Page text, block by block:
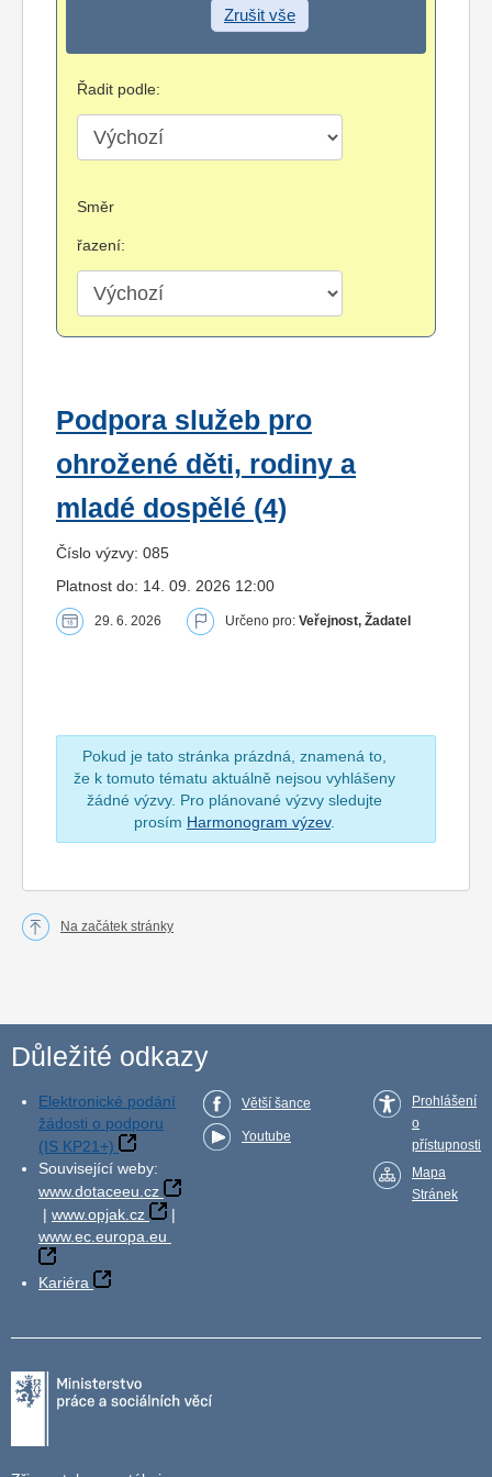
Zrušit vše
Řadit podle:
Směr
řazení:
Podpora služeb pro
ohrožené děti, rodiny a
mladé dospělé (4)
Číslo výzvy: 085
Platnost do: 14. 09. 2026 12:00
29. 6. 2026 Určeno pro: Veřejnost, Žadatel
Pokud je tato stránka prázdná, znamená to,
že k tomuto tématu aktuálně nejsou vyhlášeny
žádné výzvy. Pro plánované výzvy sledujte
prosím Harmonogram výzev.
Na začátek stránky
Důležité odkazy
Elektronické podání
žádosti o podporu
(IS KP21+)
Související weby:
www.dotaceeu.cz
| www.opjak.cz
|
www.ec.europa.eu
Kariéra
Větší šance
Youtube
Prohlášení
o
přístupnosti
Mapa
Stránek